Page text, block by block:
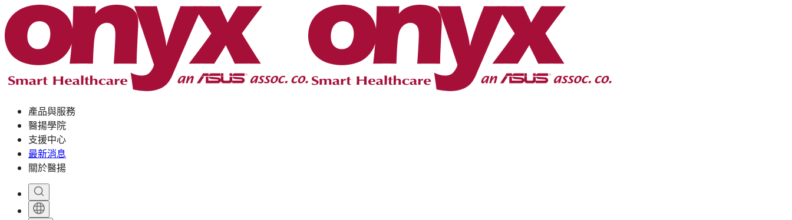
產品與服務
醫揚學院
支援中心
最新消息
關於醫揚